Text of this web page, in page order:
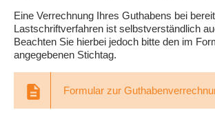
Eine Verrechnung Ihres Guthabens bei
Lastschriftverfahren ist selbstverständlich
Beachten Sie hierbei jedoch bitte den im
angegebenen Stichtag.
Formular zur